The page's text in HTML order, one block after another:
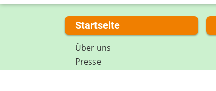
Startseite
Über uns
Presse